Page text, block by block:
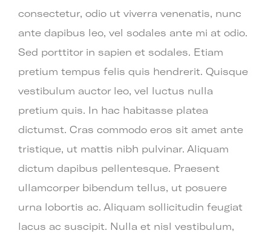
consectetur, odio ut viverra venenatis, nunc
ante dapibus leo, vel sodales ante mi at odio.
Sed porttitor in sapien et sodales. Etiam
pretium tempus felis quis hendrerit. Quisque
vestibulum auctor leo, vel luctus nulla
pretium quis. In hac habitasse platea
dictumst. Cras commodo eros sit amet ante
tristique, ut mattis nibh pulvinar. Aliquam
dictum dapibus pellentesque. Praesent
ullamcorper bibendum tellus, ut posuere
urna lobortis ac. Aliquam sollicitudin feugiat
lacus ac suscipit. Nulla et nisl vestibulum,